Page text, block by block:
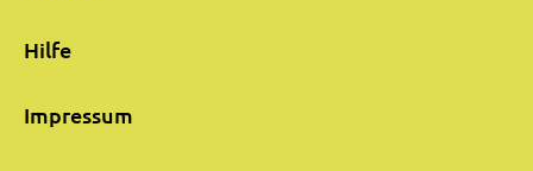
Hilfe
Impressum